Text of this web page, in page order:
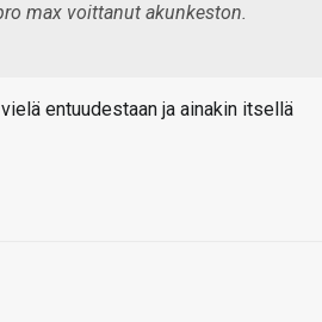
max voittanut akunkeston.
entuudestaan ja ainakin itsellä